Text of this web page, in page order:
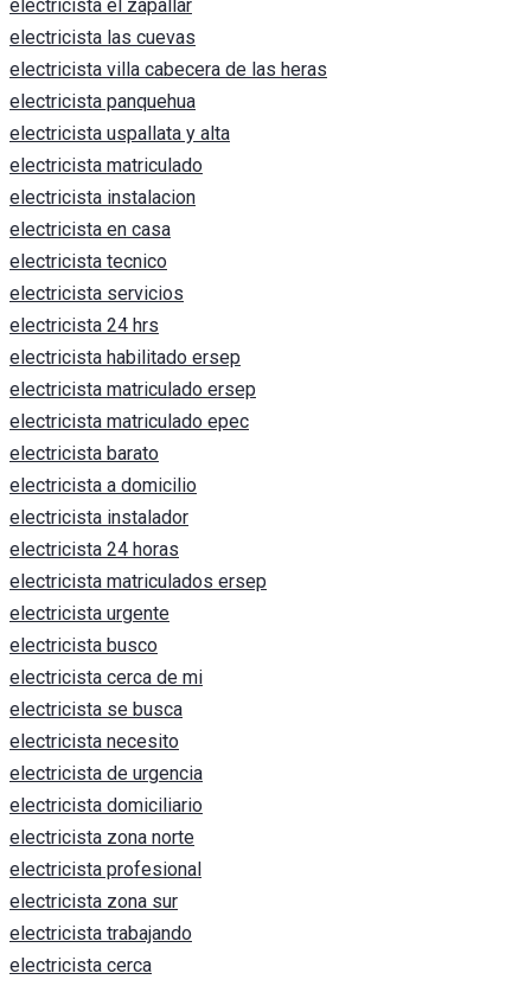
electricista el zapallar
electricista las cuevas
electricista villa cabecera de las heras
electricista panquehua
electricista uspallata y alta
electricista matriculado
electricista instalacion
electricista en casa
electricista tecnico
electricista servicios
electricista 24 hrs
electricista habilitado ersep
electricista matriculado ersep
electricista matriculado epec
electricista barato
electricista a domicilio
electricista instalador
electricista 24 horas
electricista matriculados ersep
electricista urgente
electricista busco
electricista cerca de mi
electricista se busca
electricista necesito
electricista de urgencia
electricista domiciliario
electricista zona norte
electricista profesional
electricista zona sur
electricista trabajando
electricista cerca